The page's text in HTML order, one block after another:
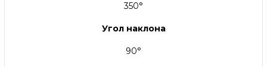
350°
Угол наклона
90°